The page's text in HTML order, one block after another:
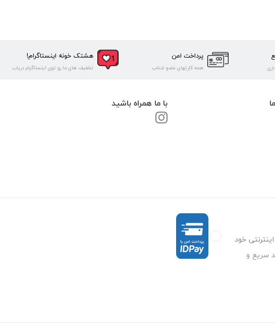
پرداخت امن
همه کارتهای عضو شتاب
هشتک خونه اینستاگرام!
تخفیف های ما رو توی اینستاگرام دریاب
با ما همراه باشید
خود
سریع و